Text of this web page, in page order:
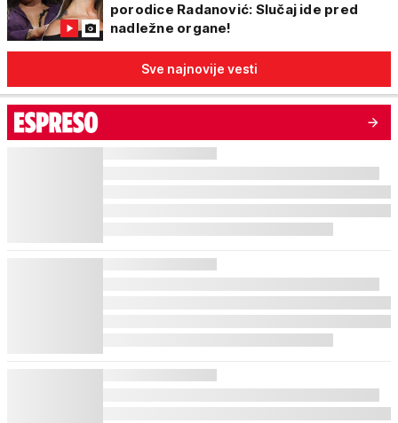
porodice Radanović: Slučaj ide pred
nadležne organe!
Sve najnovije vesti